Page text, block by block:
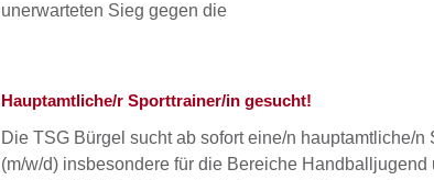
unerwarteten Sieg gegen die
Hauptamtliche/r Sporttrainer/in gesucht!
Die TSG Bürgel sucht ab sofort eine/n hauptamtliche/n
(m/w/d) insbesondere für die Bereiche Handballjugend